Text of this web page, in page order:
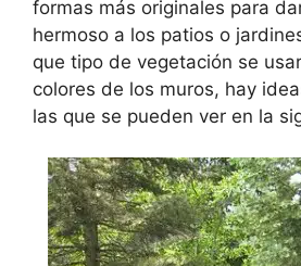
formas más originales para
hermoso a los patios o
que tipo de vegetación se
colores de los muros, hay
las que se pueden ver en la